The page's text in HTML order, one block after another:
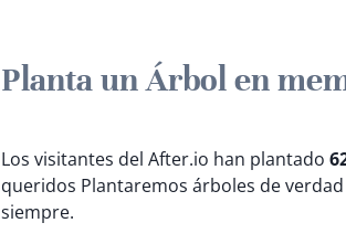
Planta un Árbol en
Los visitantes del After.io han plantado
queridos Plantaremos árboles de
siempre.